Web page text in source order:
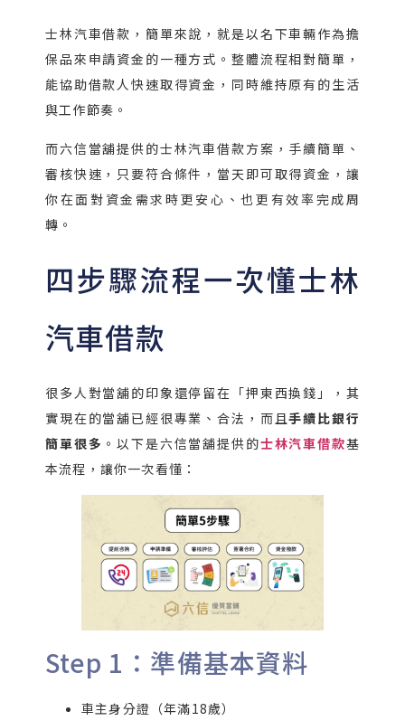
士林汽車借款，簡單來說，就是以名下車輛作為擔
保品來申請資金的一種方式。整體流程相對簡單，
能協助借款人快速取得資金，同時維持原有的生活
與工作節奏。
而六信當舖提供的士林汽車借款方案，手續簡單、
審核快速，只要符合條件，當天即可取得資金，讓
你在面對資金需求時更安心、也更有效率完成周
轉。
四步驟流程一次懂士林
汽車借款
很多人對當舖的印象還停留在「押東西換錢」，其
實現在的當舖已經很專業、合法，而且手續比銀行
簡單很多 。以下是六信當舖提供的士林汽車借款基
本流程，讓你一次看懂：
Step 1：準備基本資料
車主身分證（年滿18歲）